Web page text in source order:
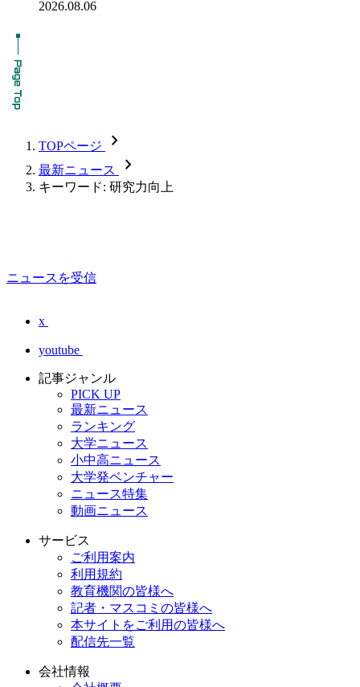
2026.08.06
TOPページ chevron_forward
最新ニュース chevron_forward
キーワード: 研究力向上
ニュースを受信
x
youtube
記事ジャンル
PICK UP
最新ニュース
ランキング
大学ニュース
小中高ニュース
大学発ベンチャー
ニュース特集
動画ニュース
サービス
ご利用案内
利用規約
教育機関の皆様へ
記者・マスコミの皆様へ
本サイトをご利用の皆様へ
配信先一覧
会社情報